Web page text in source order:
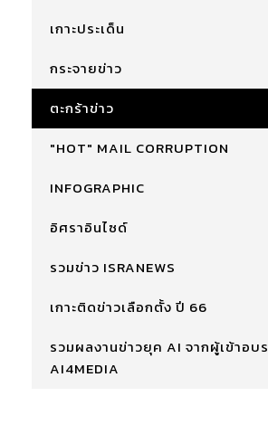
เกาะประเด็น
กระจายข่าว
ตะกร้าข่าว
"HOT" MAIL CORRUPTION
INFOGRAPHIC
อิศราอินไซด์
รวมข่าว ISRANEWS
เกาะติดข่าวเลือกตั้ง ปี 66
รวมผลงานข่าวยุค AI จากผู้เข้าอบ
AI4MEDIA